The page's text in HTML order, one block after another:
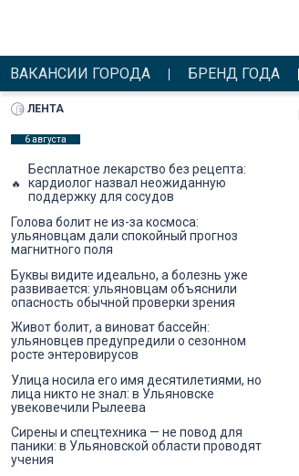
ВАКАНСИИ ГОРОДА БРЕНД ГОДА
ЛЕНТА
6 августа
Бесплатное лекарство без рецепта:
кардиолог назвал неожиданную
поддержку для сосудов
Голова болит не из-за космоса:
ульяновцам дали спокойный прогноз
магнитного поля
Буквы видите идеально, а болезнь уже
развивается: ульяновцам объяснили
опасность обычной проверки зрения
Живот болит, а виноват бассейн:
ульяновцев предупредили о сезонном
росте энтеровирусов
Улица носила его имя десятилетиями, но
лица никто не знал: в Ульяновске
увековечили Рылеева
Сирены и спецтехника — не повод для
паники: в Ульяновской области проводят
учения